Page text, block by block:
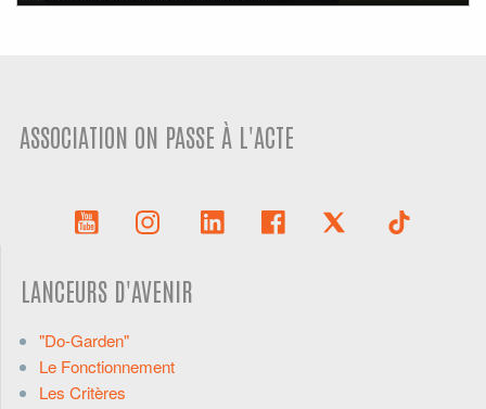
ASSOCIATION ON PASSE À L'ACTE
LANCEURS D'AVENIR
"Do-Garden"
Le Fonctionnement
Les Critères